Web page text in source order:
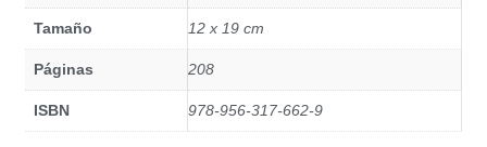
Tamaño 12 x 19 cm
Páginas 208
ISBN 978-956-317-662-9